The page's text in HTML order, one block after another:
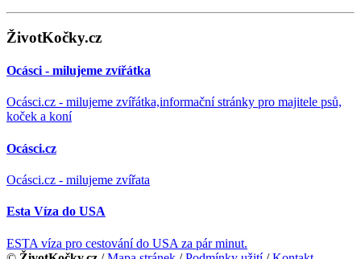
ŽivotKočky.cz
Ocásci - milujeme zvířátka
Ocásci.cz - milujeme zvířátka,informační stránky pro majitele psů,
koček a koní
Ocásci.cz
Ocásci.cz - milujeme zvířata
Esta Víza do USA
ESTA víza pro cestování do USA za pár minut.